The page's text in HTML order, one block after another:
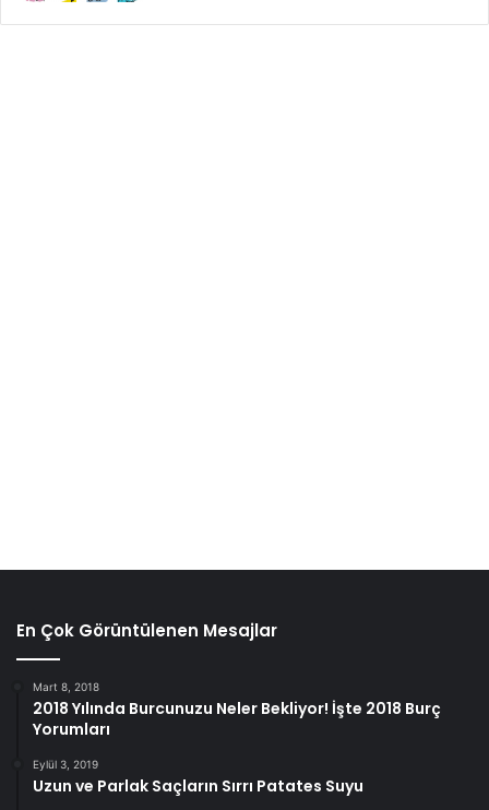
En Çok Görüntülenen Mesajlar
Mart 8, 2018
2018 Yılında Burcunuzu Neler Bekliyor! İşte 2018 Burç
Yorumları
Eylül 3, 2019
Uzun ve Parlak Saçların Sırrı Patates Suyu